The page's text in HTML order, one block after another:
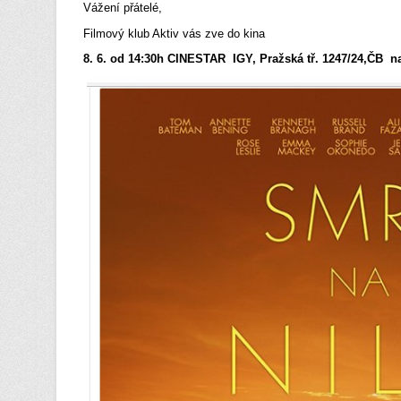
Vážení přátelé,
Filmový klub Aktiv vás zve do kina
8. 6. od 14:30h CINESTAR IGY, Pražská tř. 1247/24,ČB